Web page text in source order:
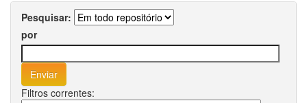
Pesquisar:
por
Filtros correntes: